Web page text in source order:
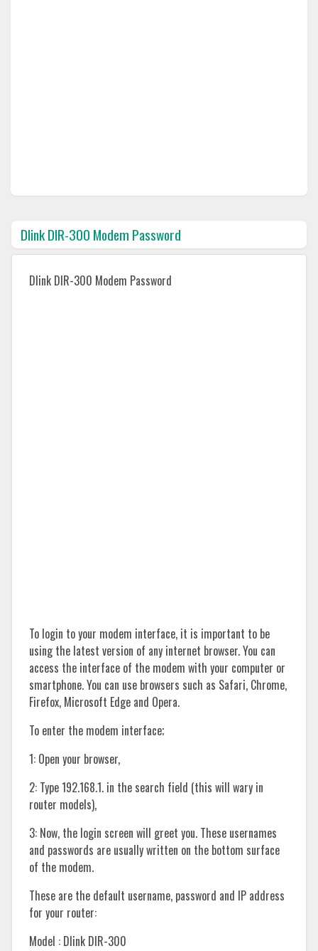
Dlink DIR-300 Modem Password
Dlink DIR-300 Modem Password
To login to your modem interface, it is important to be
using the latest version of any internet browser. You can
access the interface of the modem with your computer or
smartphone. You can use browsers such as Safari, Chrome,
Firefox, Microsoft Edge and Opera.
To enter the modem interface;
1: Open your browser,
2: Type 192.168.1. in the search field (this will wary in
router models),
3: Now, the login screen will greet you. These usernames
and passwords are usually written on the bottom surface
of the modem.
These are the default username, password and IP address
for your router:
Model : Dlink DIR-300